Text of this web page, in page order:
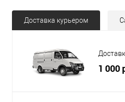
Доставка курьером
1 000